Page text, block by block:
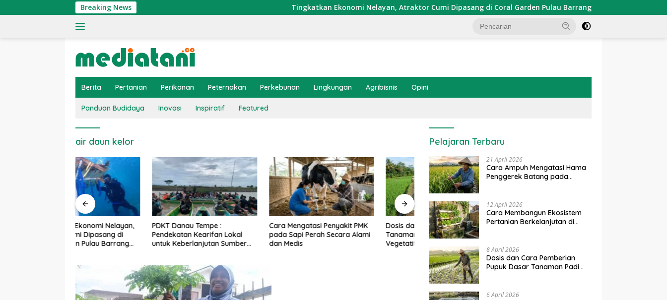
ke
Breaking News Tingkatkan Ekonomi Nelayan, Atraktor Cumi Dipasang di Coral Garden Pulau Barrang Caddi
Berita Pertanian Perikanan Peternakan Perkebunan Lingkungan Agribisnis Opini
Panduan Budidaya Inovasi Inspiratif Featured
air daun kelor
PDKT Danau Tempe :
Pendekatan Kearifan Lokal
untuk Keberlanjutan Sumber
Cara Mengatasi Penyakit PMK
pada Sapi Perah Secara Alami
dan Medis
Dosis dan Cara Pemupukan
Tanaman Padi pada Fase
Vegetatif Aktif yang Tepat
Penerapan IoT dalam
Pertanian Modern di Indonesia
Ekonomi Sumber Daya Lahan:
Pelajaran Terbaru
21 April 2026
Cara Ampuh Mengatasi Hama
Penggerek Batang pada
12 April 2026
Cara Membangun Ekosistem
Pertanian Berkelanjutan di
8 April 2026
Dosis dan Cara Pemberian
Pupuk Dasar Tanaman Padi
6 April 2026